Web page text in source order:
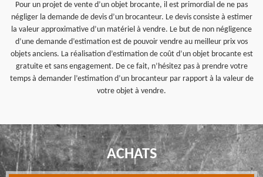
Pour un projet de vente d’un objet brocante, il est primordial de ne pas
négliger la demande de devis d’un brocanteur. Le devis consiste à estimer
la valeur approximative d’un matériel à vendre. Le but de non négligence
d’une demande d’estimation est de pouvoir vendre au meilleur prix vos
objets anciens. La réalisation d’estimation de coût d’un objet brocante est
gratuite et sans engagement. De ce fait, n’hésitez pas à prendre votre
temps à demander l’estimation d’un brocanteur par rapport à la valeur de
votre objet à vendre.
ACHATS